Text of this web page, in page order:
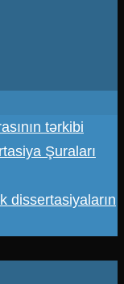
tərkibi
Şuraları
dissertasiyaların